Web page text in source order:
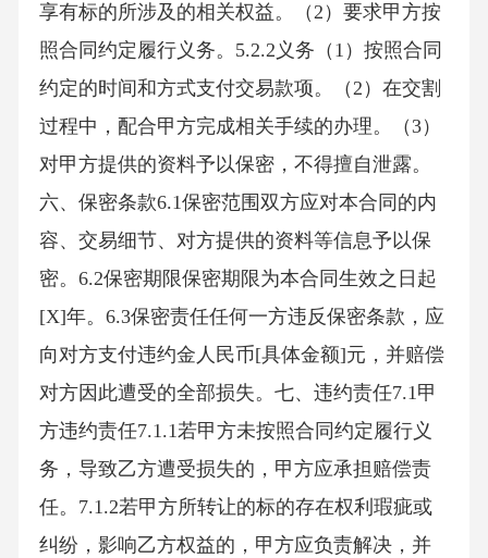
享有标的所涉及的相关权益。（2）要求甲方按
照合同约定履行义务。5.2.2义务（1）按照合同
约定的时间和方式支付交易款项。（2）在交割
过程中，配合甲方完成相关手续的办理。（3）
对甲方提供的资料予以保密，不得擅自泄露。
六、保密条款6.1保密范围双方应对本合同的内
容、交易细节、对方提供的资料等信息予以保
密。6.2保密期限保密期限为本合同生效之日起
[X]年。6.3保密责任任何一方违反保密条款，应
向对方支付违约金人民币[具体金额]元，并赔偿
对方因此遭受的全部损失。七、违约责任7.1甲
方违约责任7.1.1若甲方未按照合同约定履行义
务，导致乙方遭受损失的，甲方应承担赔偿责
任。7.1.2若甲方所转让的标的存在权利瑕疵或
纠纷，影响乙方权益的，甲方应负责解决，并